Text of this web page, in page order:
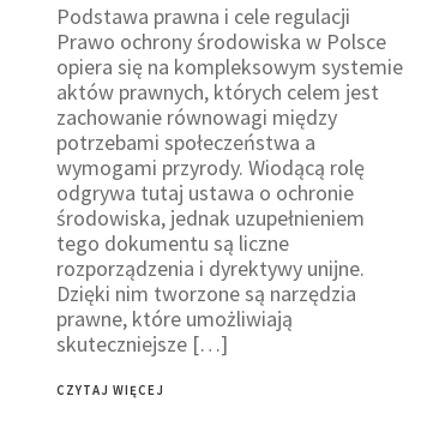
Podstawa prawna i cele regulacji
Prawo ochrony środowiska w Polsce
opiera się na kompleksowym systemie
aktów prawnych, których celem jest
zachowanie równowagi między
potrzebami społeczeństwa a
wymogami przyrody. Wiodącą rolę
odgrywa tutaj ustawa o ochronie
środowiska, jednak uzupełnieniem
tego dokumentu są liczne
rozporządzenia i dyrektywy unijne.
Dzięki nim tworzone są narzędzia
prawne, które umożliwiają
skuteczniejsze […]
CZYTAJ WIĘCEJ